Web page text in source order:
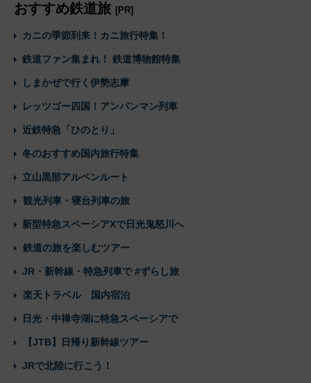
おすすめ鉄道旅 [PR]
カニの季節到来！カニ旅行特集！
鉄道ファン集まれ！ 鉄道博物館特集
しまかぜで行く伊勢志摩
レッツゴー四国！アンパンマン列車
近鉄特急「ひのとり」
冬のおすすめ国内旅行特集
立山黒部アルペンルート
観光列車・寝台列車の旅
新型特急スペーシアXで日光鬼怒川へ
鉄道の旅を楽しむツアー
JR・新幹線・特急列車で #ずらし旅
楽天トラベル 国内宿泊
日光・中禅寺湖に特急スペーシアで
【JTB】日帰り新幹線ツアー
JRで北陸に行こう！